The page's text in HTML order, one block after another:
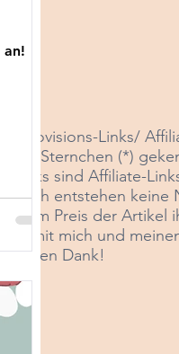
*Provisions-Links/
mit Sternchen (*)
Links sind Affiliate-
Euch entstehen keine
beim Preis der Artikel
damit mich und
Vielen Dank!
an!